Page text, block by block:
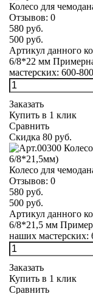
Колесо для
Отзывов: 0
580 руб.
500 руб.
Артикул данного
6/8*22 мм
мастерских: 600-
Заказать
Купить в 1 клик
Сравнить
Скидка 80 руб.
Колесо для
Отзывов: 0
580 руб.
500 руб.
Артикул данного
6/8*21,5 мм
наших
Заказать
Купить в 1 клик
Сравнить